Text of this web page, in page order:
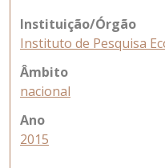
Instituição/Órgão
Instituto de Pesquisa
Âmbito
nacional
Ano
2015